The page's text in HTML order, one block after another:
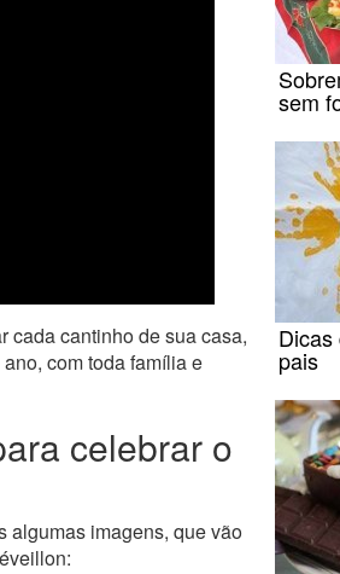
cada cantinho de sua casa,
com toda família e
celebrar o
algumas imagens, que vão
sem
pais